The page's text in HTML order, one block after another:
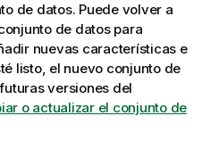
de datos. Puede volver a
de datos para
nuevas características e
listo, el nuevo conjunto de
versiones del
o actualizar el conjunto de